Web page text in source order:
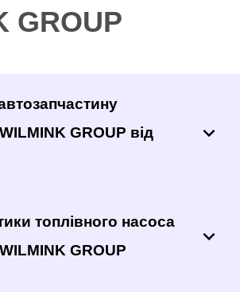
GROUP
GROUP від
топлівного насоса
GROUP